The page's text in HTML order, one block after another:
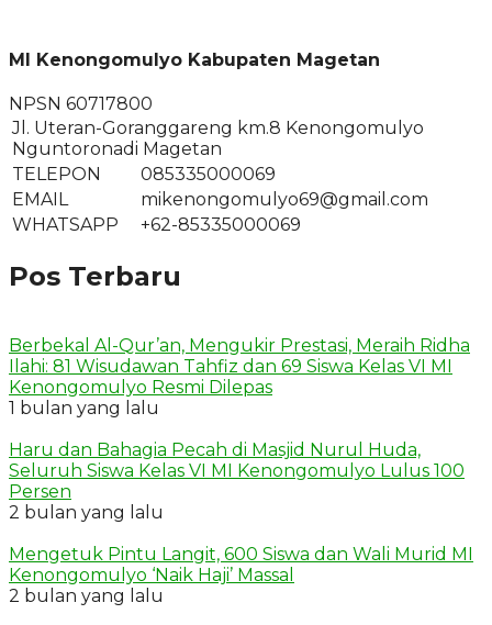
MI Kenongomulyo Kabupaten Magetan
NPSN 60717800
Jl. Uteran-Goranggareng km.8 Kenongomulyo
Nguntoronadi Magetan
TELEPON
085335000069
EMAIL
mikenongomulyo69@gmail.com
WHATSAPP
+62-85335000069
Pos Terbaru
Berbekal Al-Qur’an, Mengukir Prestasi, Meraih Ridha
Ilahi: 81 Wisudawan Tahfiz dan 69 Siswa Kelas VI MI
Kenongomulyo Resmi Dilepas
1 bulan yang lalu
Haru dan Bahagia Pecah di Masjid Nurul Huda,
Seluruh Siswa Kelas VI MI Kenongomulyo Lulus 100
Persen
2 bulan yang lalu
Mengetuk Pintu Langit, 600 Siswa dan Wali Murid MI
Kenongomulyo ‘Naik Haji’ Massal
2 bulan yang lalu